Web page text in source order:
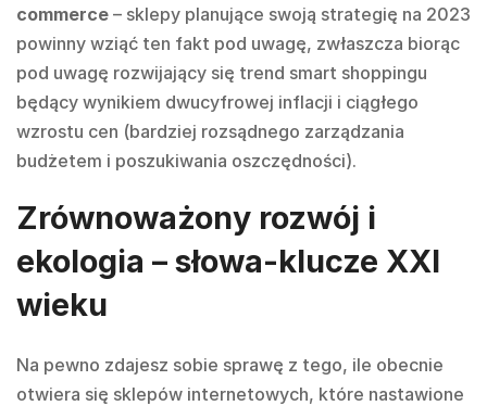
commerce – sklepy planujące swoją strategię na 2023
powinny wziąć ten fakt pod uwagę, zwłaszcza biorąc
pod uwagę rozwijający się trend smart shoppingu
będący wynikiem dwucyfrowej inflacji i ciągłego
wzrostu cen (bardziej rozsądnego zarządzania
budżetem i poszukiwania oszczędności).
Zrównoważony rozwój i
ekologia – słowa-klucze XXI
wieku
Na pewno zdajesz sobie sprawę z tego, ile obecnie
otwiera się sklepów internetowych, które nastawione